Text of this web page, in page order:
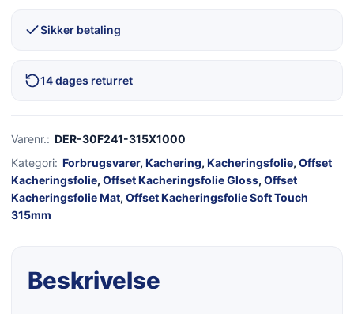
Sikker betaling
14 dages returret
Varenr.: DER-30F241-315X1000
Kategori: Forbrugsvarer, Kachering, Kacheringsfolie, Offset
Kacheringsfolie, Offset Kacheringsfolie Gloss, Offset
Kacheringsfolie Mat, Offset Kacheringsfolie Soft Touch
315mm
Beskrivelse